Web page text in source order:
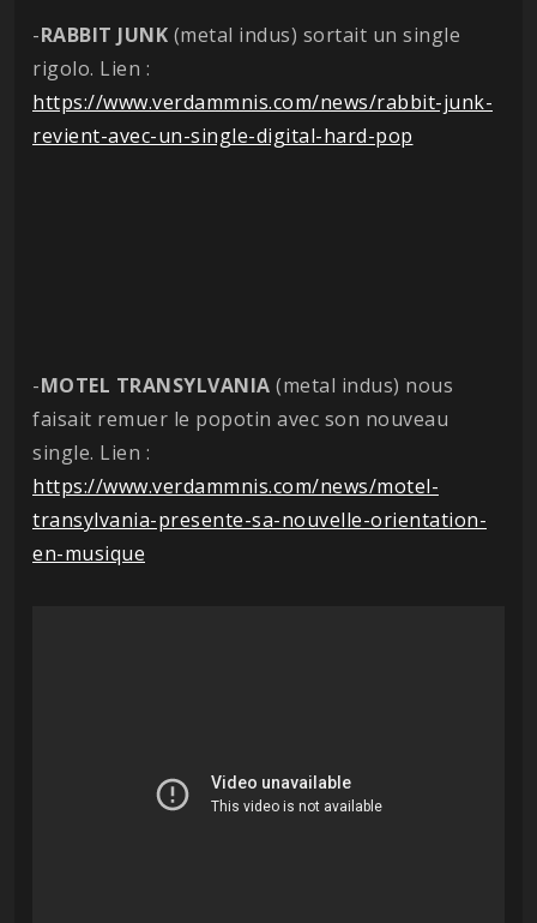
-RABBIT JUNK (metal indus) sortait un single
rigolo. Lien :
https://www.verdammnis.com/news/rabbit-junk-
revient-avec-un-single-digital-hard-pop
-MOTEL TRANSYLVANIA (metal indus) nous
faisait remuer le popotin avec son nouveau
single. Lien :
https://www.verdammnis.com/news/motel-
transylvania-presente-sa-nouvelle-orientation-
en-musique